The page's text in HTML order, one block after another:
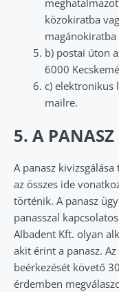
közokiratba
b) postai úton
6000
c) elektronikus
mailre.
5. A
A panasz
az összes ide
történik. A panasz
panasszal
Albadent Kft. olyan
akit érint a panasz.
beérkezését követő
érdemben